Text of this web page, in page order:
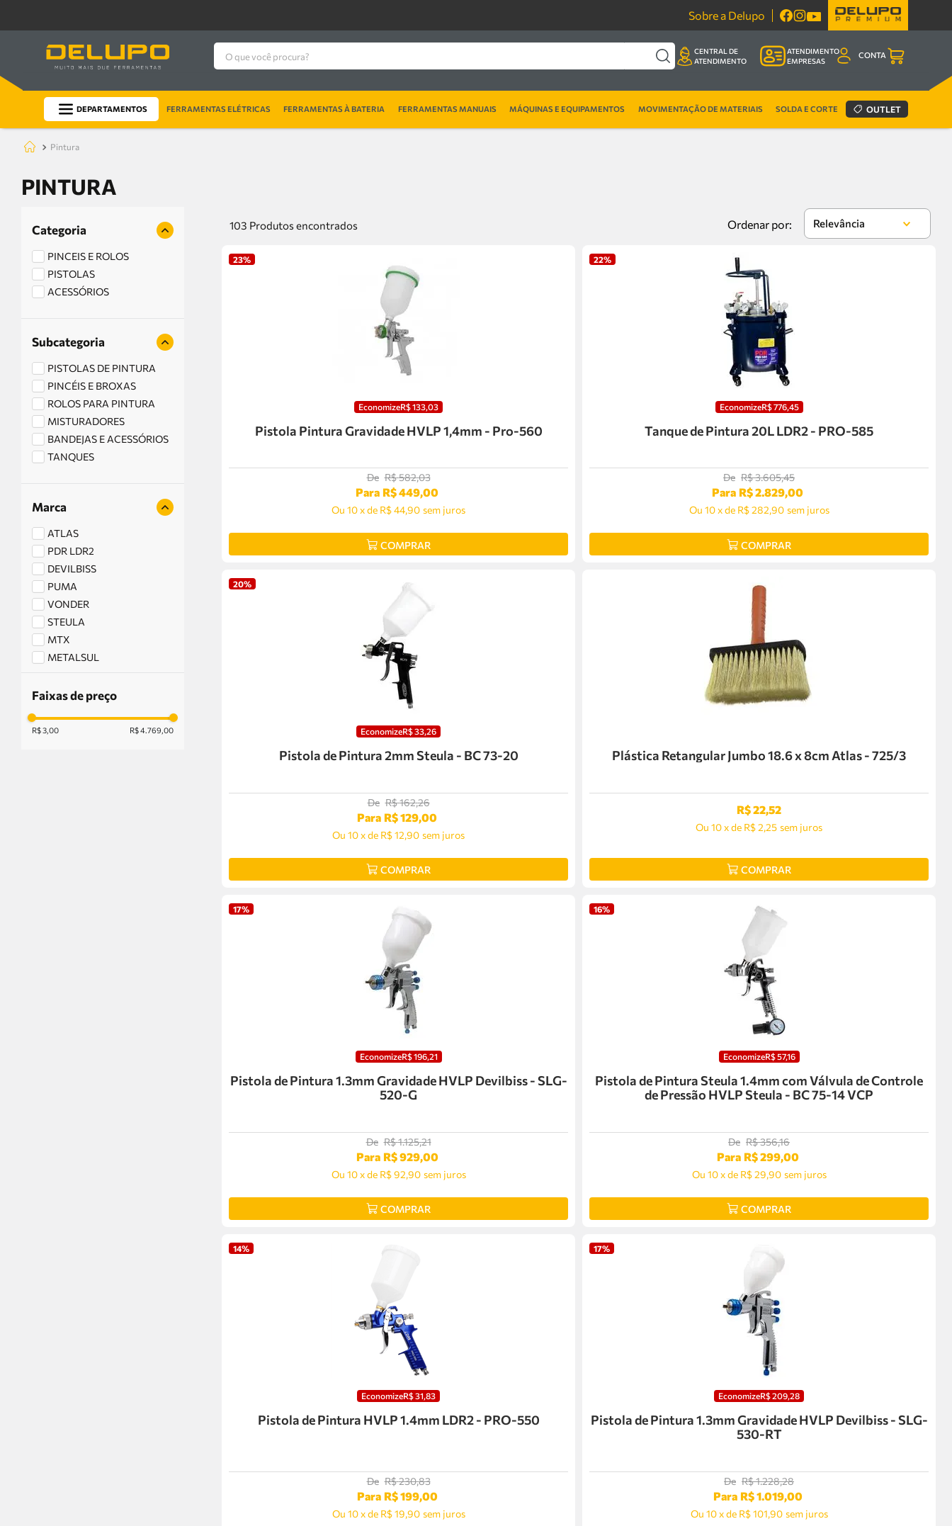
Sobre a Delupo
O que você procura?
CENTRAL DE
ATENDIMENTO
ATENDIMENTO
EMPRESAS
CONTA
DEPARTAMENTOS FERRAMENTAS ELÉTRICAS FERRAMENTAS À BATERIA FERRAMENTAS MANUAIS MÁQUINAS E EQUIPAMENTOS MOVIMENTAÇÃO DE MATERIAIS SOLDA E CORTE OUTLET
pintura
PINTURA
Categoria
PINCEIS E ROLOS
PISTOLAS
ACESSÓRIOS
Subcategoria
PISTOLAS DE PINTURA
PINCÉIS E BROXAS
ROLOS PARA PINTURA
MISTURADORES
BANDEJAS E ACESSÓRIOS
TANQUES
Marca
ATLAS
PDR LDR2
DEVILBISS
PUMA
VONDER
STEULA
MTX
METALSUL
Faixas de preço
R$ 3,00 R$ 4.769,00
103 Produtos Relevância
23%
EconomizeR$133 03
Pistola Pintura Gravidade HVLP 1,4mm - Pro-560
De R$582,03
Para R$449,00
Ou 10xde R$ 44,90 sem juros
COMPRAR
22%
EconomizeR$776, 45
Tanque de Pintura 20L LDR2 - PRO-585
De R$3.605,45
Para R$2.829,00
Ou 10 xde R$ 282,90 sem juros
COMPRAR
20%
EconomizeR$33,26
Pistola de Pintura 2mm Steula - BC 73-20
De R$162,26
Para R$129,00
Ou 10xde R$ 12,90 sem juros
COMPRAR
Plástica Retangular Jumbo 18.6 x 8cm Atlas - 725/3
R$22,52
Ou 10xde R$ 2,25 sem juros
COMPRAR
17%
EconomizeR$196,21
Pistola de Pintura 1.3mm Gravidade HVLP Devilbiss - SLG-
520-G
De R$1.125,21
Para R$929,00
Ou 10 xde R$ 92,90 sem juros
COMPRAR
16%
EconomizeR$57,16
Pistola de Pintura Steula 1.4mm com Válvula de Controle
de Pressão HVLP Steula - BC 75-14 VCP
De R$356,16
Para R$299,00
Ou 10 xde R$ 29,90 sem juros
COMPRAR
14%
EconomizeR$31,83
Pistola de Pintura HVLP 1.4mm LDR2 - PRO-550
De R$230,83
Para R$199,00
Ou 10 xde R$ 19,90 sem juros
17%
EconomizeR$209,28
Pistola de Pintura 1.3mm Gravidade HVLP Devilbiss - SLG-
530-RT
De R$1.228,28
Para R$1.019,00
Ou 10 xde R$ 101,90 sem juros